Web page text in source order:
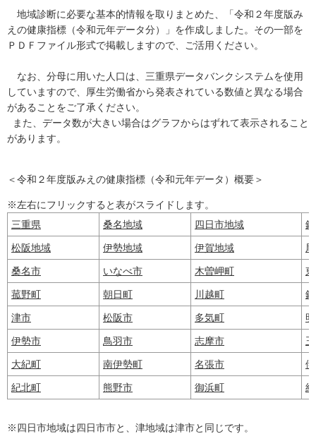
地域診断に必要な基本的情報を取りまとめた、「令和２年度版み
えの健康指標（令和元年データ分）」を作成しました。その一部を
ＰＤＦファイル形式で掲載しますので、ご活用ください。
なお、分母に用いた人口は、三重県データバンクシステムを使用
していますので、厚生労働省から発表されている数値と異なる場合
があることをご了承ください。
また、データ数が大きい場合はグラフからはずれて表示されること
があります。
＜令和２年度版みえの健康指標（令和元年データ）概要＞
※左右にフリックすると表がスライドします。
三重県
桑名地域 四日市地域
松阪地域 伊勢地域 伊賀地域
桑名市 いなべ市 木曽岬町
菰野町 朝日町 川越町
津市 松阪市 多気町
伊勢市 鳥羽市 志摩市
大紀町 南伊勢町 名張市
紀北町 熊野市 御浜町
※四日市地域は四日市市と、津地域は津市と同じです。